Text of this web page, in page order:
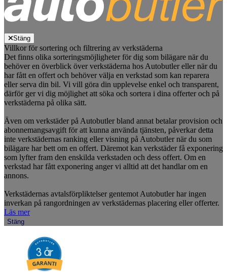
Stäng
Villkor för sortering och filtrering av verkstäderna
Det finns olika sorteringsmöjligheter för dig som bilägare när du
behöver en överblick över verkstäderna hos Autobutler eller när du
har fått en offert och behöver välja en verkstad som kan reparera
eller serva din bil. Vi vill göra din upplevelse enkel och transparent,
därför ger vi dig möjlighet att söka och sortera i dina offerter och på
verkstäderna på olika sätt.
Även om verkstäder på Autobutler bland annat betalar provision och
abonnemangsavgift för att kunna använda tjänsten, påverkar detta
inte verkstädernas ranking eller visning på Autobutler när du som
bilägare har bett om en offert. Däremot kan verkstäder få exponering
som lyfter fram den enskilda verkstaden och dess offert. Om en
verkstad har fått exponering anger vi alltid att det handlar om en
annons.
Verkstädernas avtalsförpliktelser gentemot Autobutler har ingen
inverkan på rangordningen av verkstädernas placering eller offerter.
Läs mer
Stäng